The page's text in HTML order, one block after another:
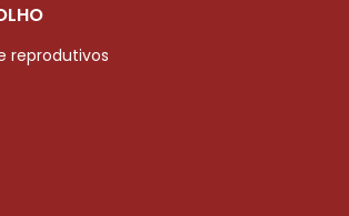
reprodutivos